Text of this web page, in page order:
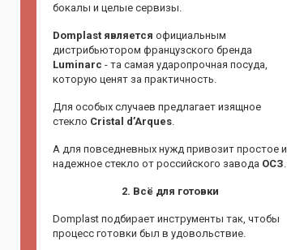
бокалы и целые сервизы.
Domplast является официальным
дистрибьютором французского бренда
Luminarc - та самая ударопрочная посуда,
которую ценят за практичность.
Для особых случаев предлагает изящное
стекло Cristal d’Arques
А для повседневных нужд привозит простое и
надежное стекло от российского завода ОСЗ
2. Всё для готовки
Domplast подбирает инструменты так, чтобы
процесс готовки был в удовольствие.